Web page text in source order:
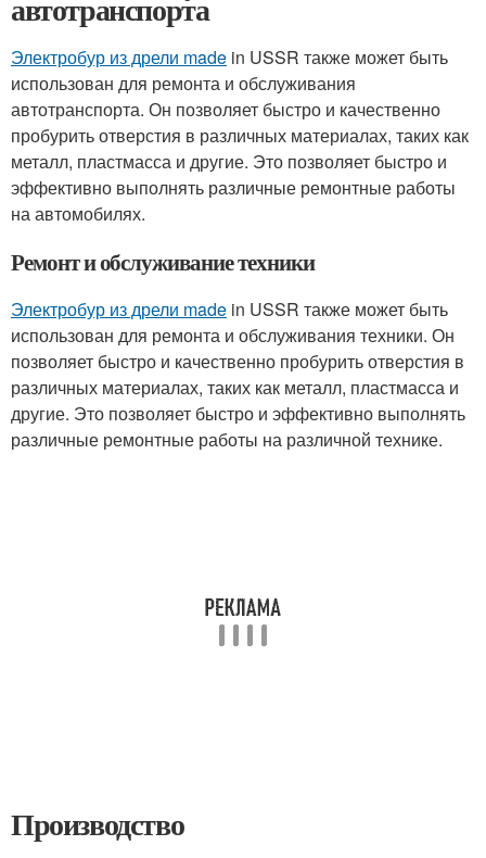
автотранспорта
Электробур из дрели made in USSR также может быть
использован для ремонта и обслуживания
автотранспорта. Он позволяет быстро и качественно
пробурить отверстия в различных материалах, таких как
металл, пластмасса и другие. Это позволяет быстро и
эффективно выполнять различные ремонтные работы
на автомобилях.
Ремонт и обслуживание техники
Электробур из дрели made in USSR также может быть
использован для ремонта и обслуживания техники. Он
позволяет быстро и качественно пробурить отверстия в
различных материалах, таких как металл, пластмасса и
другие. Это позволяет быстро и эффективно выполнять
различные ремонтные работы на различной технике.
Производство